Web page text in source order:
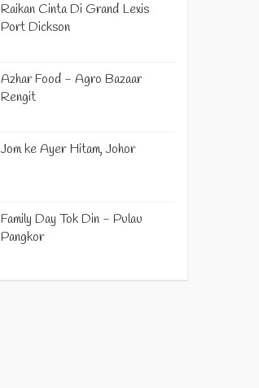
Raikan Cinta Di Grand Lexis
Port Dickson
Azhar Food - Agro Bazaar
Rengit
Jom ke Ayer Hitam, Johor
Family Day Tok Din - Pulau
Pangkor